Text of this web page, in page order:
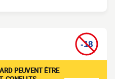
PEUVENT ÊTRE